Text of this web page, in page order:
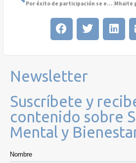
Por éxito de participación se extendió el Concurso Fotográfico Mujeres del Mundo y Salud Mental hasta el 14 de agosto
Newsletter
Suscríbete y
contenido sobre
Mental y